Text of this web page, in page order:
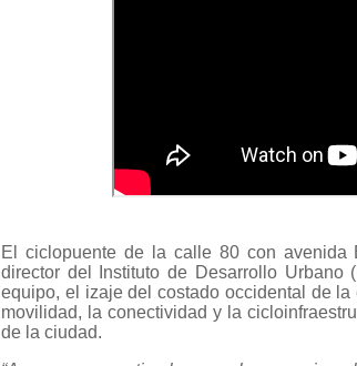
El ciclopuente de la calle 80 con avenida
director del Instituto de Desarrollo Urbano
equipo, el izaje del costado occidental de
movilidad, la conectividad y la
de la ciudad.